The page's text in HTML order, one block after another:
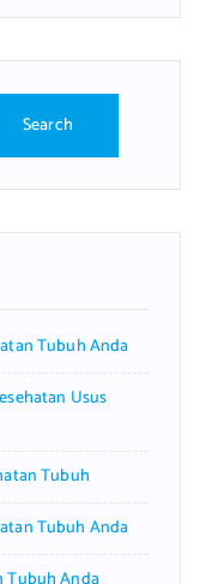
Tubuh Anda
Usus
Tubuh
Tubuh Anda